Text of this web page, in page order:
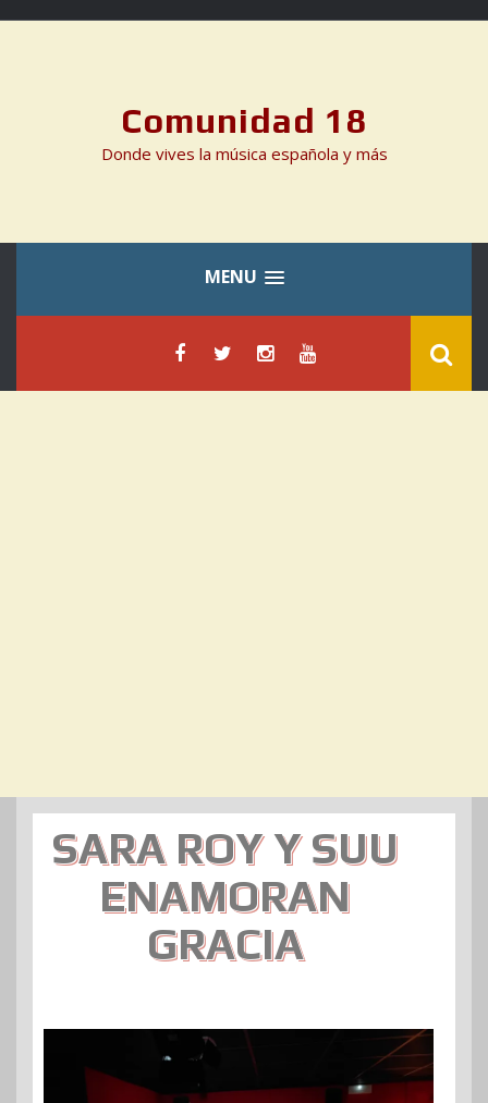
Comunidad 18
Donde vives la música española y más
MENU
SARA ROY Y SUU
ENAMORAN
GRACIA